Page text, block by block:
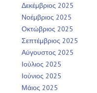
Δεκέμβριος 2025
Νοέμβριος 2025
Οκτώβριος 2025
Σεπτέμβριος 2025
Αύγουστος 2025
Ιούλιος 2025
Ιούνιος 2025
Μάιος 2025